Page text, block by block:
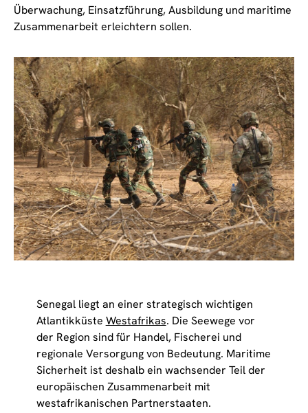
Überwachung, Einsatzführung, Ausbildung und maritime
Zusammenarbeit erleichtern sollen.
Senegal liegt an einer strategisch wichtigen
Atlantikküste Westafrikas. Die Seewege vor
der Region sind für Handel, Fischerei und
regionale Versorgung von Bedeutung. Maritime
Sicherheit ist deshalb ein wachsender Teil der
europäischen Zusammenarbeit mit
westafrikanischen Partnerstaaten.